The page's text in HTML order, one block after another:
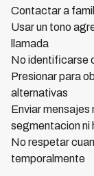
Contactar a
Usar un tono
llamada
No identificarse
Presionar para
alternativas
Enviar mensajes
segmentacion ni
No respetar
temporalmente